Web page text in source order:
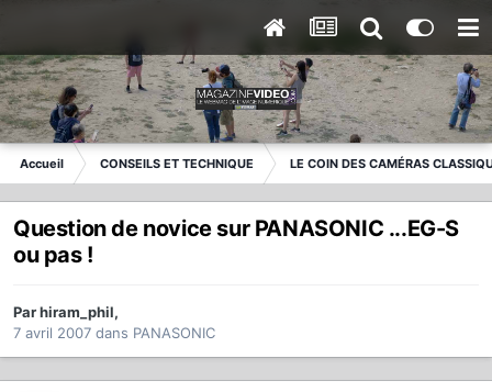
Accueil CONSEILS ET TECHNIQUE LE COIN DES CAMÉRAS
Question de novice sur PANASONIC ...EG-S
ou pas !
Parhiram_phil,
7 avril 2007 dans PANASONIC